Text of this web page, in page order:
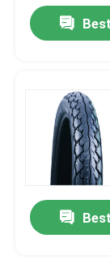
Startseite
Über uns
Fabrik Tour